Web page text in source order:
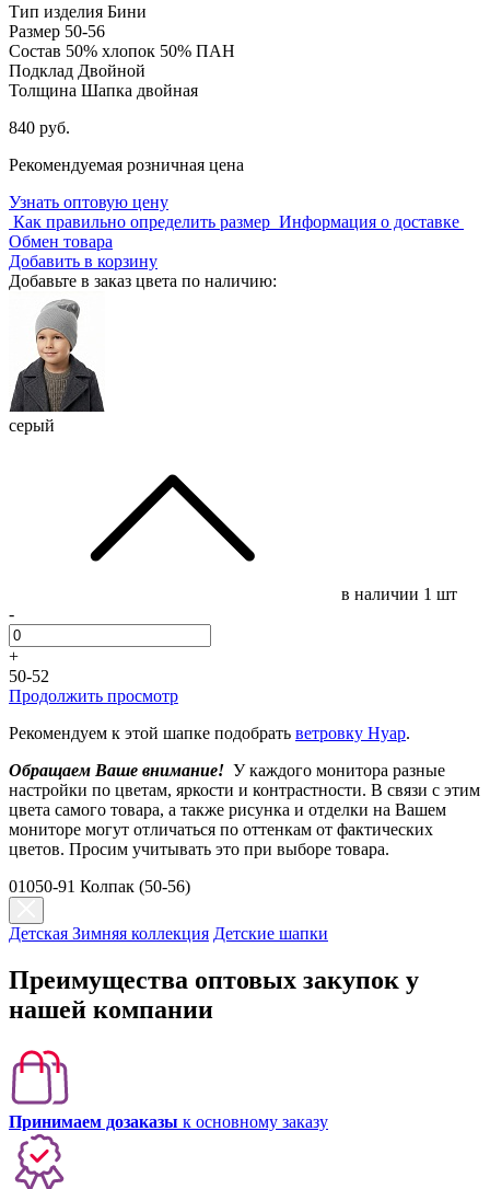
Тип изделия Бини
Размер 50-56
Состав 50% хлопок 50% ПАН
Подклад Двойной
Толщина Шапка двойная
840 руб.
Рекомендуемая розничная цена
Узнать оптовую цену
Как правильно определить размер Информация о доставке
Обмен товара
Добавить в корзину
Добавьте в заказ цвета по наличию:
серый
в наличии 1 шт
-
+
50-52
Продолжить просмотр
Рекомендуем к этой шапке подобрать ветровку Нуар.
Обращаем Ваше внимание! У каждого монитора разные
настройки по цветам, яркости и контрастности. В связи с этим
цвета самого товара, а также рисунка и отделки на Вашем
мониторе могут отличаться по оттенкам от фактических
цветов. Просим учитывать это при выборе товара.
01050-91 Колпак (50-56)
Детская Зимняя коллекция Детские шапки
Преимущества оптовых закупок у
нашей компании
Принимаем дозаказы к основному заказу